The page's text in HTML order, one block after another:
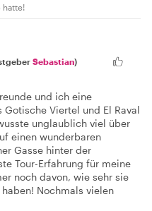
hatte!
Sebastian)
und ich eine
Viertel und El Raval
unglaublich viel über
einen wunderbaren
Gasse hinter der
Tour-Erfahrung für meine
noch davon, wie sehr sie
Nochmals vielen